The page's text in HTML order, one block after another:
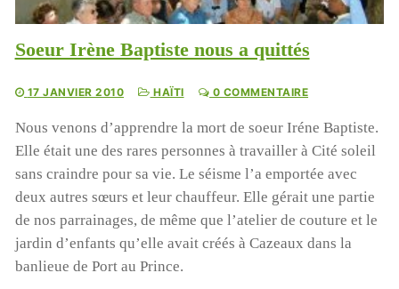
Soeur Irène Baptiste nous a quittés
17 JANVIER 2010 HAÏTI 0 COMMENTAIRE
Nous venons d’apprendre la mort de soeur Iréne Baptiste.
Elle était une des rares personnes à travailler à Cité soleil
sans craindre pour sa vie. Le séisme l’a emportée avec
deux autres sœurs et leur chauffeur. Elle gérait une partie
de nos parrainages, de même que l’atelier de couture et le
jardin d’enfants qu’elle avait créés à Cazeaux dans la
banlieue de Port au Prince.